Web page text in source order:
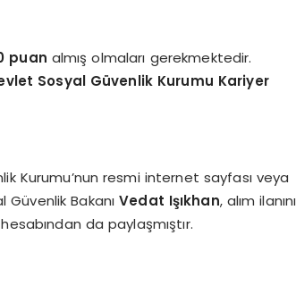
puan almış olmaları gerekmektedir.
Sosyal Güvenlik Kurumu Kariyer
Kurumu’nun resmi internet sayfası veya
Güvenlik BakanıVedat Işıkhan, alım ilanını
da paylaşmıştır.